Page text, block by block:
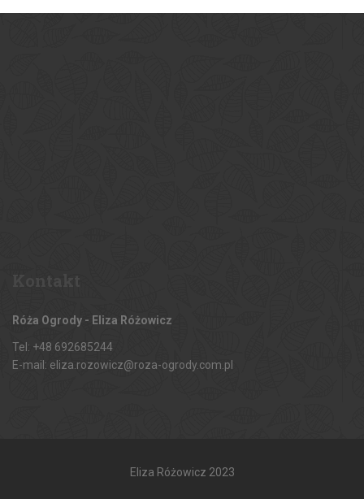
Róża Ogrody - Eliza Różowicz
Tel: +48 692685244
E-mail: eliza.rozowicz@roza-ogrody.com.pl
Eliza Różowicz 2023